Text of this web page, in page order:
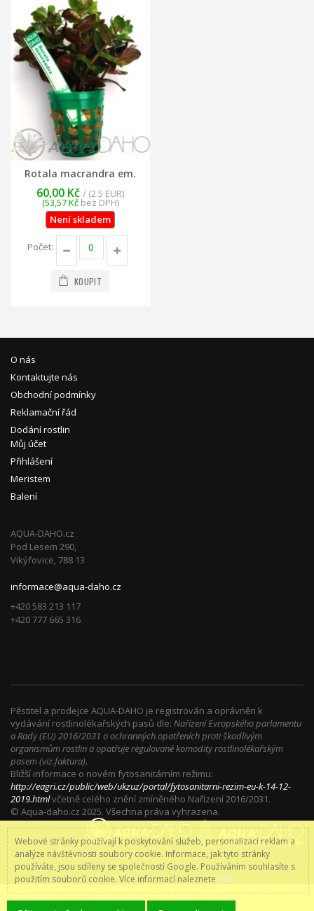
Rotala macrandra em.
60,00 Kč / (2.5 EUR)
(53,57 Kčbez DPH)
Není skladem
Počet:
KOUPIT
O nás
Kontaktujte nás
Obchodní podmínky
Reklamační řád
Dodání rostlin
Můj účet
Přihlášení
Meristem
Balení
AQUA-DAHO.cz
Pod Lesem 290,
Vikýřovice, 788 13
informace@aqua-daho.cz
+420 583 213 117
+420 777 665 316
Pěstitel a prodejce AQUA-DAHO je registrován a oprávněn k
vydávání rostlinolékařských pasů dle: Nařízení Evropského parlamentu
a Rady (EU) 2016/2031 o ochranných opatřeních proti škodlivým
organismům rostlin a opatřuje regulované komodity rostlinolékařským
pasem (viz.faktura).
Bližší informace o novém fytosanitárním režimu:
http://eagri.cz/public/web/ukzuz/portal/fytosanitarni-rezim-eu-k-14-12-
2019.htmlvčetně celého znění zmíněného Nařízení 2016/2031.
© Aqua-daho.cz 2025. Všechna práva vyhrazena.
Webové stránky používají k poskytování služeb, personalizaci reklam a
analýze návštěvnosti soubory cookie. Informace, jak tyto stránky
používáte, jsou sdíleny se společností Google. Používáním souhlasíte s
použitím souborů cookie. Více informací naleznete zde.